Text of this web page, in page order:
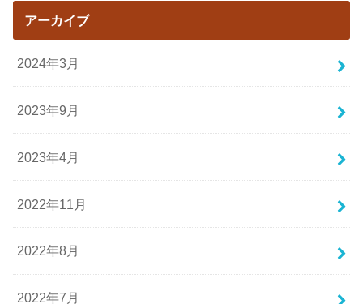
アーカイブ
2024年3月
2023年9月
2023年4月
2022年11月
2022年8月
2022年7月